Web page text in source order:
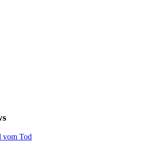
vom Tod